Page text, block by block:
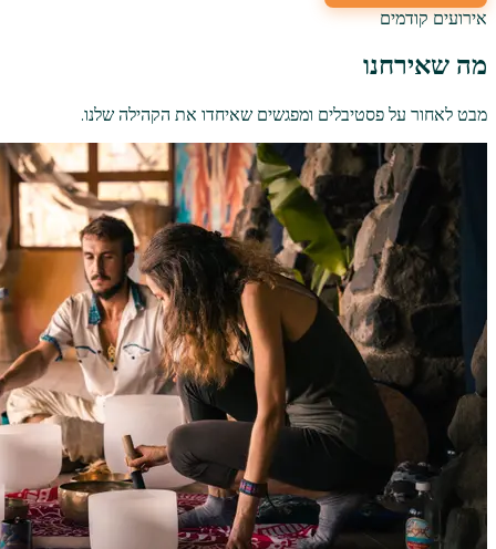
אירועים קודמים
מה שאירחנו
מבט לאחור על פסטיבלים ומפגשים שאיחדו את הקהילה שלנו.